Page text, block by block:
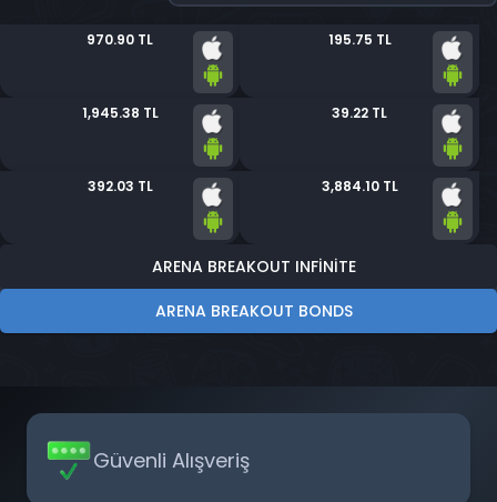
970.90 TL 195.75 TL
1,945.38 TL 39.22 TL
392.03 TL 3,884.10 TL
ARENA BREAKOUT INFINITE
ARENA BREAKOUT BONDS
Güvenli Alışveriş